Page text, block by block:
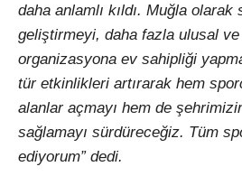
daha anlamlı kıldı. Muğla
geliştirmeyi, daha fazla ulusal ve
organizasyona ev sahipliği
tür etkinlikleri artırarak hem
alanlar açmayı hem de şehrimizin
sağlamayı sürdüreceğiz. Tüm
ediyorum” dedi.